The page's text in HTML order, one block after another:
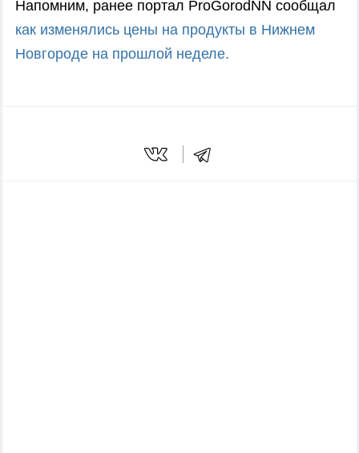
Напомним, ранее портал ProGorodNN сообщал
как изменялись цены на продукты в Нижнем
Новгороде на прошлой неделе.